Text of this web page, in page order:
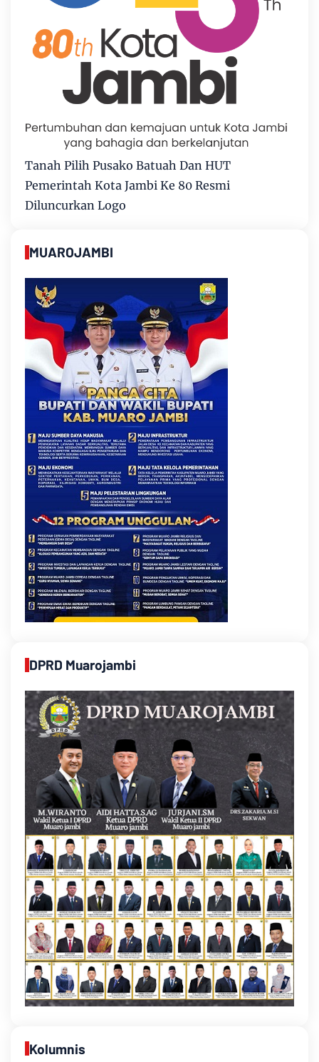
Tanah Pilih Pusako Batuah Dan HUT
Pemerintah Kota Jambi Ke 80 Resmi
Diluncurkan Logo
MUAROJAMBI
DPRD Muarojambi
Kolumnis